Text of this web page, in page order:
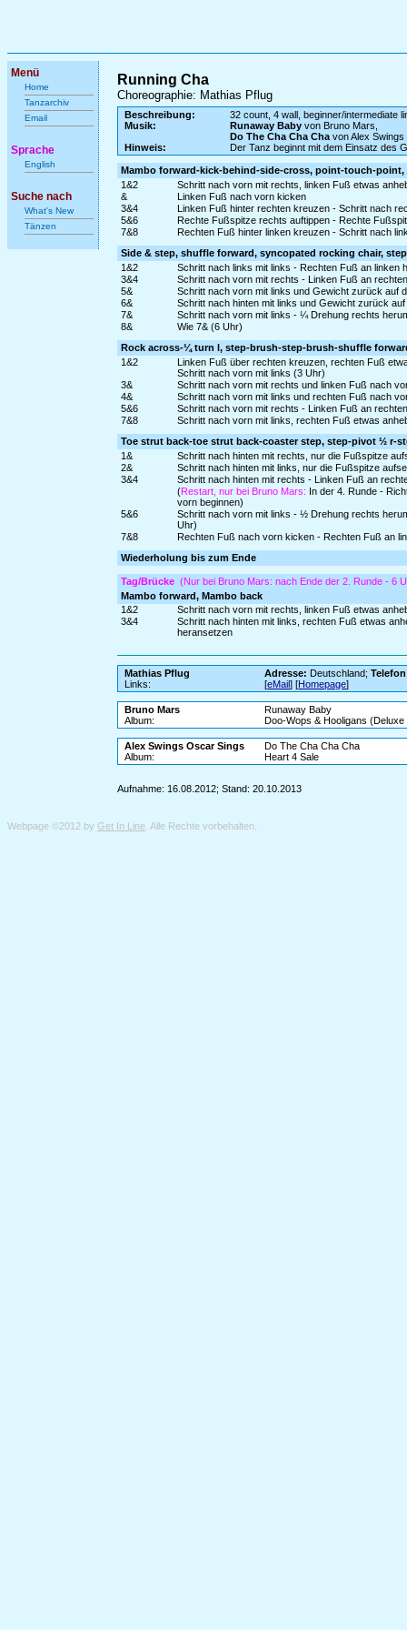
Menü
Home
Tanzarchiv
Email
Sprache
English
Suche nach
What's New
Tänzen
Running Cha
Choreographie: Mathias Pflug
Beschreibung:
32 count, 4 wall, beginner/intermediate
Musik:
Runaway Babyvon Bruno Mars,
Do The Cha Cha Chavon Alex Swings
Hinweis:
Der Tanz beginnt mit dem Einsatz des
Mambo forward-kick-behind-side-cross, point-touch-
1&2
Schritt nach vorn mit rechts, linken Fuß etwas
&
Linken Fuß nach vorn kicken
3&4
Linken Fuß hinter rechten kreuzen - Schritt nach
5&6
Rechte Fußspitze rechts auftippen - Rechte
7&8
Rechten Fuß hinter linken kreuzen - Schritt nach
Side & step, shuffle forward, syncopated rocking chair,
1&2
Schritt nach links mit links - Rechten Fuß an linken
3&4
Schritt nach vorn mit rechts - Linken Fuß an
5&
Schritt nach vorn mit links und Gewicht zurück auf
6&
Schritt nach hinten mit links und Gewicht zurück
7&
Schritt nach vorn mit links - ¼ Drehung rechts
8&
Wie 7& (6 Uhr)
Rock across-¼ turn l, step-brush-step-brush-shuffle
1&2
Linken Fuß über rechten kreuzen, rechten Fuß
Schritt nach vorn mit links (3 Uhr)
3&
Schritt nach vorn mit rechts und linken Fuß nach
4&
Schritt nach vorn mit links und rechten Fuß nach
5&6
Schritt nach vorn mit rechts - Linken Fuß an
7&8
Schritt nach vorn mit links, rechten Fuß etwas
Toe strut back-toe strut back-coaster step, step-pivot ½ r-
1&
Schritt nach hinten mit rechts, nur die Fußspitze
2&
Schritt nach hinten mit links, nur die Fußspitze
3&4
Schritt nach hinten mit rechts - Linken Fuß an
(Restart, nur bei Bruno Mars: In der 4. Runde -
vorn beginnen)
5&6
Schritt nach vorn mit links - ½ Drehung rechts
Uhr)
7&8
Rechten Fuß nach vorn kicken - Rechten Fuß an
Wiederholung bis zum Ende
Tag/Brücke (Nur bei Bruno Mars: nach Ende der 2. Runde - 6
Mambo forward, Mambo back
1&2
Schritt nach vorn mit rechts, linken Fuß etwas
3&4
Schritt nach hinten mit links, rechten Fuß etwas
heransetzen
Mathias Pflug Adresse: Deutschland;
Links:
[eMail] [Homepage]
Bruno Mars
Runaway Baby
Album:
Doo-Wops & Hooligans (Deluxe
Alex Swings Oscar Sings
Do The Cha Cha Cha
Album:
Heart 4 Sale
Aufnahme: 16.08.2012; Stand: 20.10.2013
Webpage ©2012 by Get In Line . Alle Rechte vorbehalten.